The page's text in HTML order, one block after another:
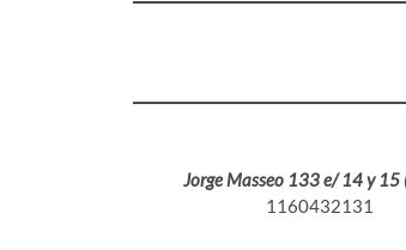
Jorge Masseo 133 e/ 14 y
1160432131